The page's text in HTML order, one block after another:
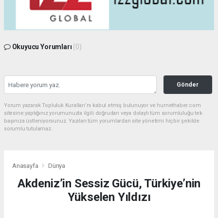
Okuyucu Yorumları (0)
Gönder
Yorum yazarak Topluluk Kuralları’nı kabul etmiş bulunuyor ve hurnethaber.com
sitesine yaptığınız yorumunuzla ilgili doğrudan veya dolaylı tüm sorumluluğu tek
başınıza üstleniyorsunuz. Yazılan tüm yorumlardan site yönetimi hiçbir şekilde
sorumlu tutulamaz.
Anasayfa Dünya
Akdeniz’in Sessiz Gücü, Türkiye’nin
Yükselen Yıldızı